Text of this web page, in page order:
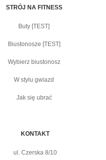
STRÓJ NA FITNESS
Buty [TEST]
Biustonosze [TEST]
Wybierz biustonosz
W stylu gwiazd
Jak się ubrać
KONTAKT
ul. Czerska 8/10